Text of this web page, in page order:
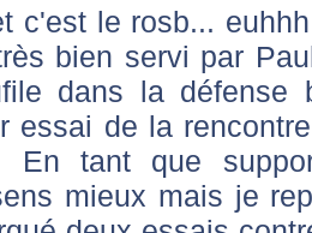
c'est le rosb...
bien servi par
dans la défense
essai de la
En tant que
mieux mais je